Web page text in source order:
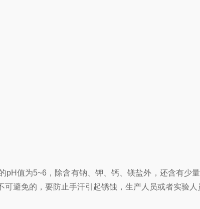
值为5~6，除含有钠、钾、钙、镁盐外，还含有少
避免的，要防止手汗引起锈蚀，生产人员或者实验